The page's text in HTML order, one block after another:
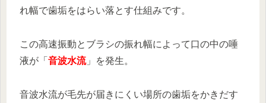
れ幅で歯垢をはらい落とす仕組みです。
この高速振動とブラシの振れ幅によって口の中の唾
液が「 音波水流」を発生。
音波水流が毛先が届きにくい場所の歯垢をかきだす